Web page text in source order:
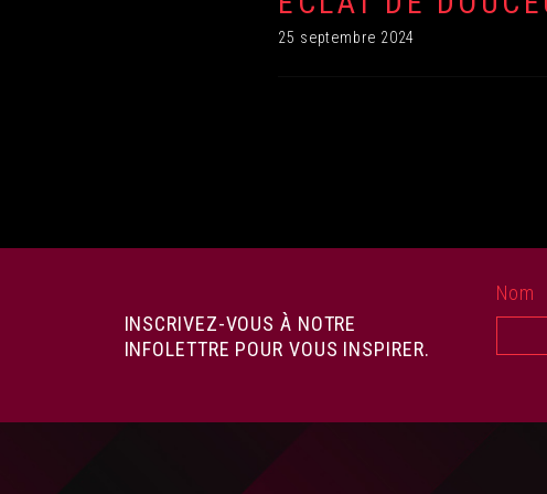
25 septembre 2024
INSCRIVEZ-VOUS À NOTRE
INFOLETTRE POUR VOUS INSPIRER.
Nom